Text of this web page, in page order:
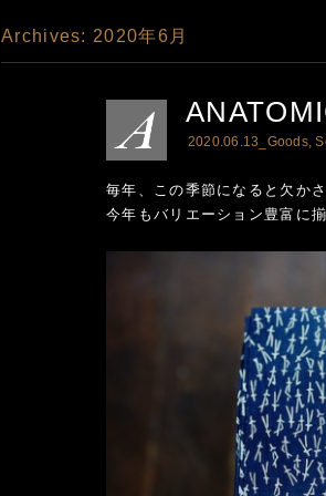
Archives: 2020年6月
2020.06.13_ Goods,
毎年、この季節になると欠か
今年もバリエーション豊富に揃